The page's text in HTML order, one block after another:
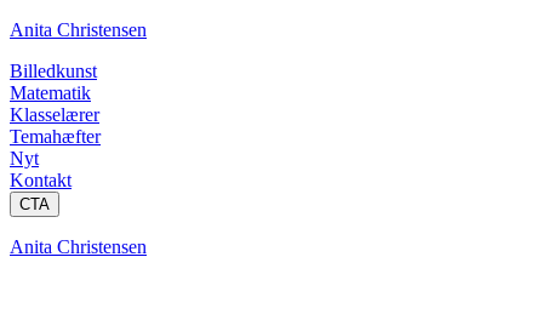
Anita Christensen
Billedkunst
Matematik
Klasselærer
Temahæfter
Nyt
Kontakt
CTA
Anita Christensen